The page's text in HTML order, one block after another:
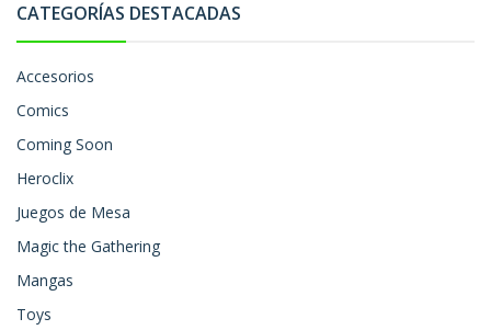
CATEGORÍAS DESTACADAS
Accesorios
Comics
Coming Soon
Heroclix
Juegos de Mesa
Magic the Gathering
Mangas
Toys